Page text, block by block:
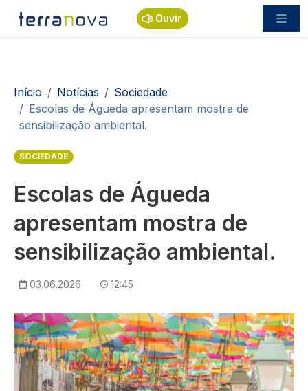
Passar para o conteúdo principal
Ouvir
Navegação estrutural
Início Notícias
Sociedade
Escolas de Águeda apresentam mostra de
sensibilização ambiental.
SOCIEDADE
Escolas de Águeda
apresentam mostra de
sensibilização ambiental.
03.06.2026 12:45
Imagem